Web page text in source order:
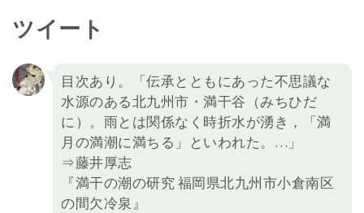
ツイート
目次あり。「伝承とともにあった不思議な
水源のある北九州市・満干谷（みちひだ
に）。雨とは関係なく時折水が湧き，「満
月の満潮に満ちる」といわれた。…」
⇒藤井厚志
『満干の潮の研究 福岡県北九州市小倉南区
の間欠冷泉』